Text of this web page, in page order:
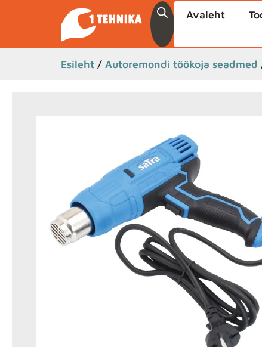
Avaleht
Esileht / Autoremondi töökoja seadmed